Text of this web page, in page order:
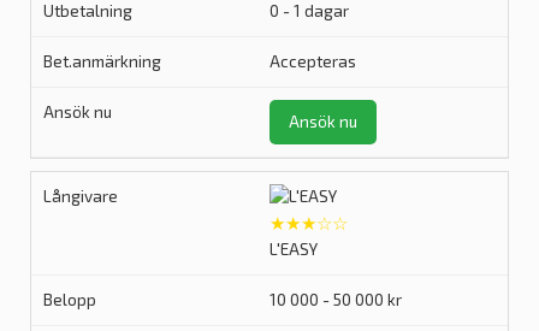
0 - 1 dagar
Accepteras
Ansök nu
★★★☆☆
L'EASY
10 000 - 50 000 kr